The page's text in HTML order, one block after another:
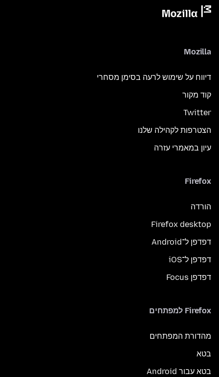
Mozilla
דיווח על שימוש לרעה בסימן מסחרי
קוד מקור
Twitter
הצטרפות לקהילה שלנו
עיון במאמרי עזרה
Firefox
הורדה
Firefox desktop
דפדפן ל־Android
דפדפן ל־iOS
דפדפן Focus
Firefox למפתחים
מהדורת המפתחים
בטא
בטא עבור Android